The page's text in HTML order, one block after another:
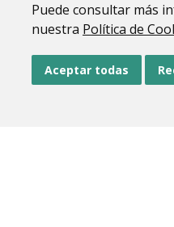
Puede consultar más
nuestra Política de
Aceptar todas
AVISO LEGAL PROTECCIÓN